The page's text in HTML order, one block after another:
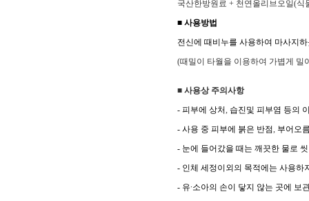
국산한방원료 + 천연올리브오일(식
■ 사용방법
전신에 때비누를 사용하여 마사지
(때밀이 타월을 이용하여 가볍게 밀
■ 사용상 주의사항
- 피부에 상처, 습진및 피부염 등의
- 사용 중 피부에 붉은 반점, 부어오
- 눈에 들어갔을 때는 깨끗한 물로
- 인체 세정이외의 목적에는 사용하
- 유∙소아의 손이 닿지 않는 곳에 보